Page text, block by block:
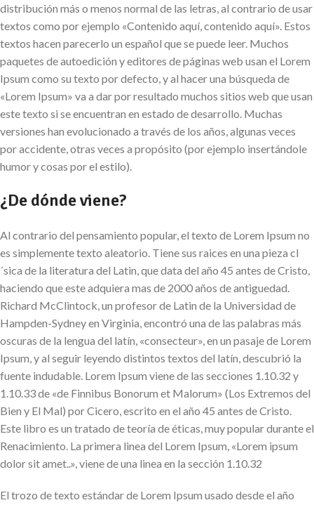
distribución más o menos normal de las letras, al contrario de usar
textos como por ejemplo «Contenido aquí, contenido aquí». Estos
textos hacen parecerlo un español que se puede leer. Muchos
paquetes de autoedición y editores de páginas web usan el Lorem
Ipsum como su texto por defecto, y al hacer una búsqueda de
«Lorem Ipsum» va a dar por resultado muchos sitios web que usan
este texto si se encuentran en estado de desarrollo. Muchas
versiones han evolucionado a través de los años, algunas veces
por accidente, otras veces a propósito (por ejemplo insertándole
humor y cosas por el estilo).
¿De dónde viene?
Al contrario del pensamiento popular, el texto de Lorem Ipsum no
es simplemente texto aleatorio. Tiene sus raices en una pieza cl
´sica de la literatura del Latin, que data del año 45 antes de Cristo,
haciendo que este adquiera mas de 2000 años de antiguedad.
Richard McClintock, un profesor de Latin de la Universidad de
Hampden-Sydney en Virginia, encontró una de las palabras más
oscuras de la lengua del latín, «consecteur», en un pasaje de Lorem
Ipsum, y al seguir leyendo distintos textos del latín, descubrió la
fuente indudable. Lorem Ipsum viene de las secciones 1.10.32 y
1.10.33 de «de Finnibus Bonorum et Malorum» (Los Extremos del
Bien y El Mal) por Cicero, escrito en el año 45 antes de Cristo.
Este libro es un tratado de teoría de éticas, muy popular durante el
Renacimiento. La primera linea del Lorem Ipsum, «Lorem ipsum
dolor sit amet..», viene de una linea en la sección 1.10.32
El trozo de texto estándar de Lorem Ipsum usado desde el año